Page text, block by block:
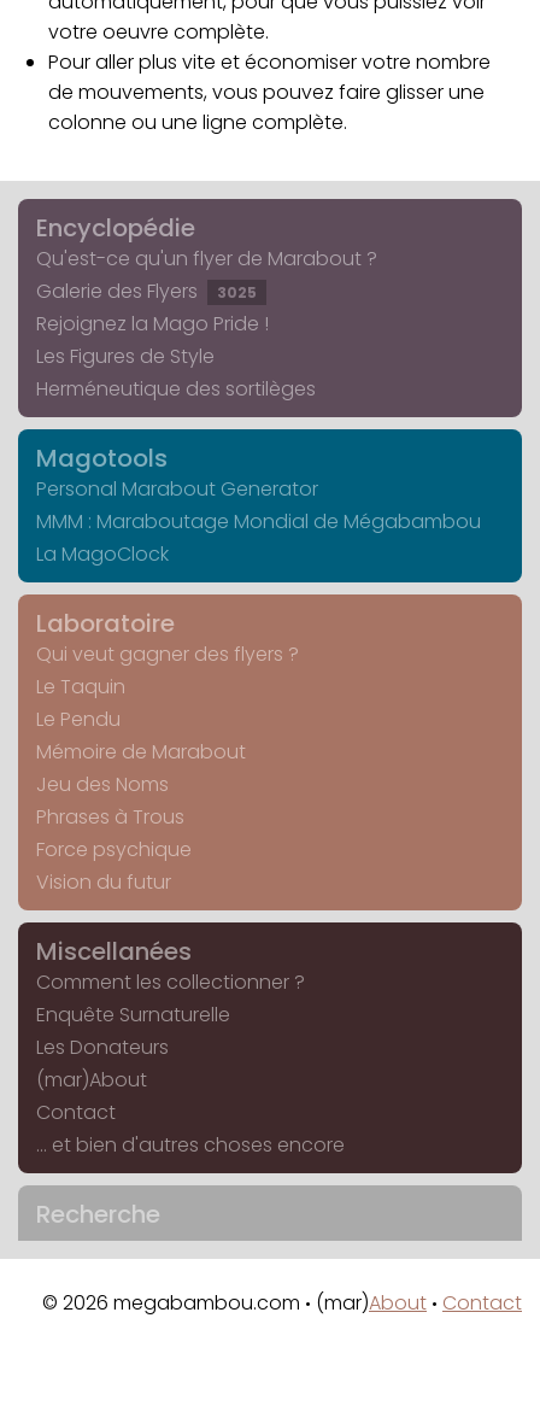
votre oeuvre complète.
Pour aller plus vite et économiser votre nombre
de mouvements, vous pouvez faire glisser une
colonne ou une ligne complète.
Encyclopédie
Qu'est-ce qu'un flyer de Marabout ?
Galerie des Flyers
3025
Rejoignez la Mago Pride !
Les Figures de Style
Herméneutique des sortilèges
Magotools
Personal Marabout Generator
MMM : Maraboutage Mondial de Mégabambou
La MagoClock
Laboratoire
Qui veut gagner des flyers ?
Le Taquin
Le Pendu
Mémoire de Marabout
Jeu des Noms
Phrases à Trous
Force psychique
Vision du futur
Miscellanées
Comment les collectionner ?
Enquête Surnaturelle
Les Donateurs
(mar)About
Contact
... et bien d'autres choses encore
Recherche
© 2026 megabambou.com • (mar)About • Contact